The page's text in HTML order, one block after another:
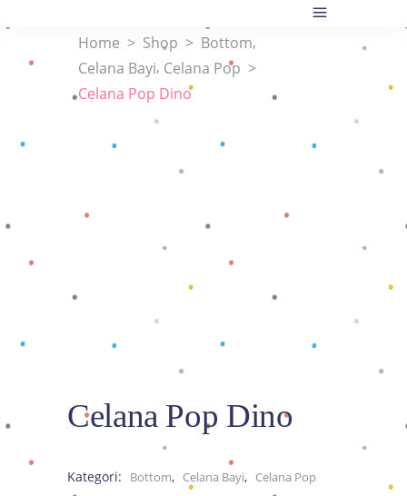
Home > Shop > Bottom,
Celana Bayi, Celana Pop >
Celana Pop Dino
Celana Pop Dino
Kategori: Bottom, Celana Bayi, Celana Pop